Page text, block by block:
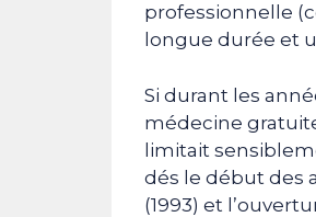
professionnelle
longue durée et
Si durant les
médecine
limitait
dés le début des
(1993) et